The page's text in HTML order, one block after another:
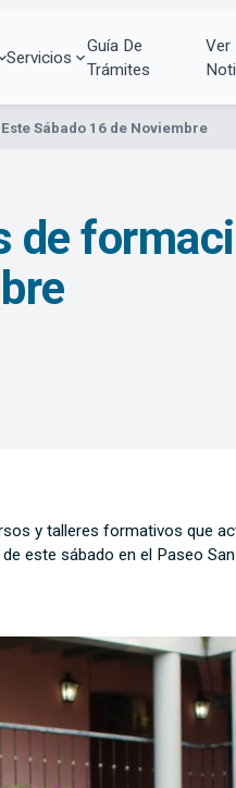
Servicios
Guía De
Trámites
Ver
Sábado 16 de Noviembre
y talleres formativos que
este sábado en el Paseo